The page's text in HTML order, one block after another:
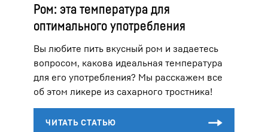
Ром: эта температура для
оптимального употребления
Вы любите пить вкусный ром и задаетесь
вопросом, какова идеальная температура
для его употребления? Мы расскажем все
об этом ликере из сахарного тростника!